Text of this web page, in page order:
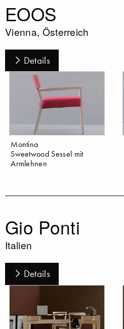
EOOS
Vienna, Österreich
Details
Montina
Sweetwood Sessel mit
Armlehnen
Gio Ponti
Italien
Details